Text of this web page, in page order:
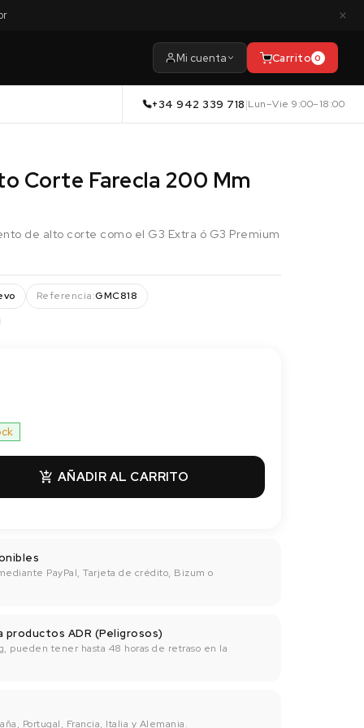
×
Mi cuenta Carrito 0
+34 942 339 718|Lun–Vie 9:00–18:00
Corte Farecla 200 Mm
de alto corte como el G3 Extra ó G3 Premium
Referencia:GMC818
 AÑADIR AL CARRITO
PayPal, Tarjeta de crédito, Bizum o
productos ADR (Peligrosos)
pueden tener hasta 48 horas de retraso en la
Portugal, Francia, Italia y Alemania.